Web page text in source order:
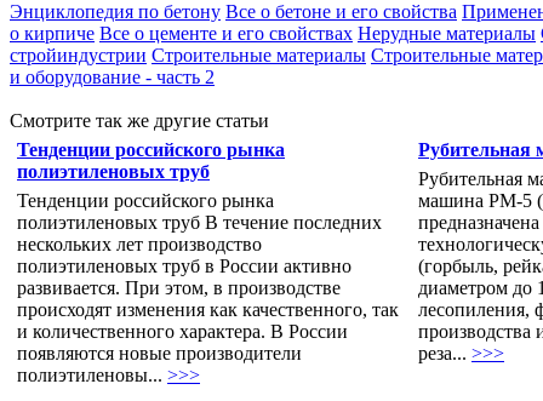
Энциклопедия по бетону Все о бетоне и его свойства
о кирпиче Все о цементе и его свойствах Нерудные материалы
стройиндустрии Строительные материалы Строительные
и оборудование - часть 2
Смотрите так же другие статьи
Тенденции российского рынка
полиэтиленовых труб
Тенденции российского рынка
полиэтиленовых труб В течение последних
нескольких лет производство
полиэтиленовых труб в России активно
развивается. При этом, в производстве
происходят изменения как качественного, так
и количественного характера. В России
появляются новые производители
полиэтиленовы... >>>
Рубительная
машина РМ-5
(горбыль,
диаметром до
лесопиления,
реза... >>>